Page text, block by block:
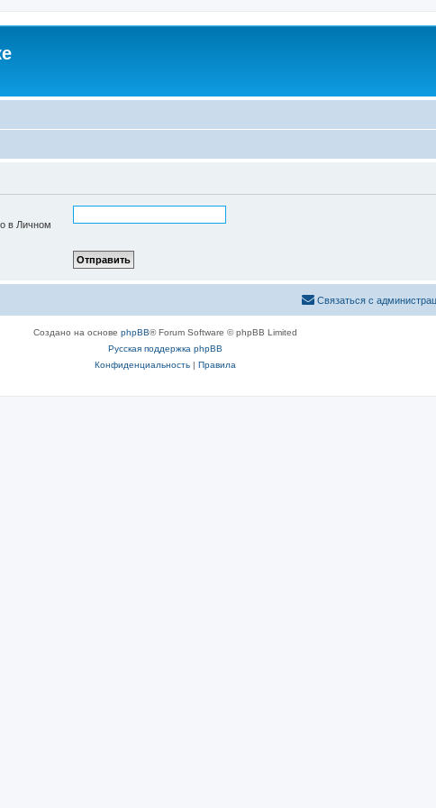
в Личном
Связаться с
Создано на основе phpBB® Forum Software © phpBB Limited
Русская поддержка phpBB
Конфиденциальность| Правила